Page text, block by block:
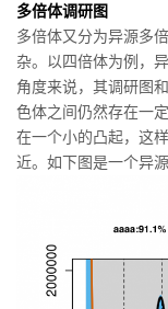
多倍体调研图
多倍体又分为异源多
杂。以四倍体为例，
角度来说，其调研图
色体之间仍然存在一
在一个小的凸起，这
近。如下图是一个异